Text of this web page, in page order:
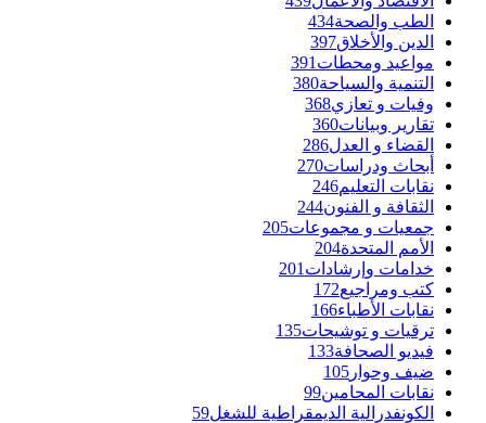
الطب والصحة434
الدين والأخلاق397
مواعيد ومحطات 391
التنمية والسياحة380
وفيات و تعازي368
تقارير وبيانات360
القضاء و العدل286
أبحاث ودراسات270
نقابات التعليم246
الثقافة و الفنون244
جمعيات و مجموعات205
الأمم المتحدة204
خدامات وإرشادات 201
كتب ومراجيع172
نقابات الأطباء166
ترقيات و توشيحات135
فيديو الصحافة133
ضيف وحوار 105
نقابات المحامين99
الكونفدرالية الديمقراطية للشغل59